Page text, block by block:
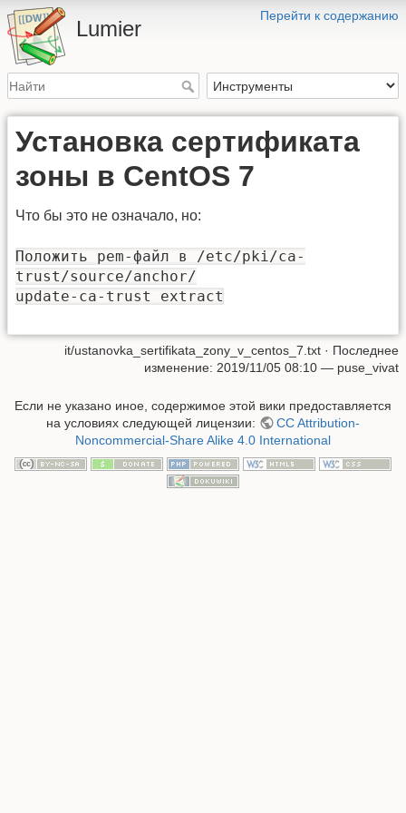
Перейти к содержанию
Lumier
Установка сертификата
зоны в CentOS 7
Что бы это не означало, но:
Положить pem-файл в /etc/pki/ca-
trust/source/anchor/
update-ca-trust extract
it/ustanovka_sertifikata_zony_v_centos_7.txt · Последнее
изменение: 2019/11/05 08:10 — puse_vivat
Если не указано иное, содержимое этой вики предоставляется
на условиях следующей лицензии:
CC Attribution-
Noncommercial-Share Alike 4.0 International